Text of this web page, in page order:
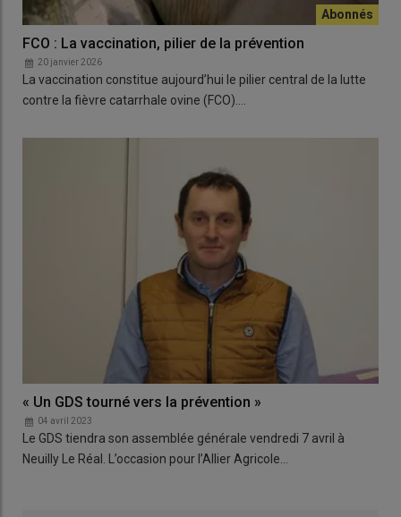
FCO : La vaccination, pilier de la prévention
20 janvier 2026
La vaccination constitue aujourd’hui le pilier central de la lutte
contre la fièvre catarrhale ovine (FCO).…
« Un GDS tourné vers la prévention »
04 avril 2023
Le GDS tiendra son assemblée générale vendredi 7 avril à
Neuilly Le Réal. L’occasion pour l’Allier Agricole…